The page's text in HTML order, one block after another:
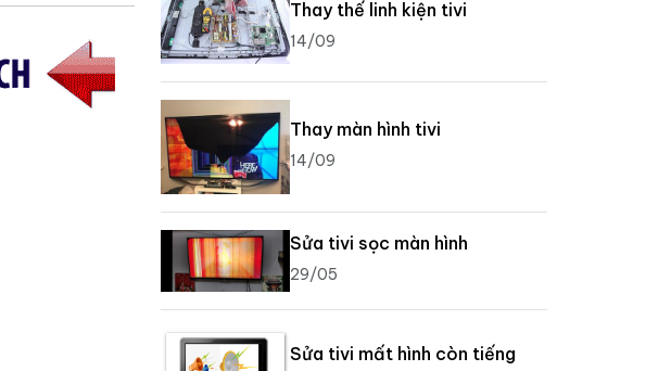
Thay thế linh kiện tivi
14/09
Thay màn hình tivi
14/09
Sửa tivi sọc màn hình
29/05
Sửa tivi mất hình còn tiếng